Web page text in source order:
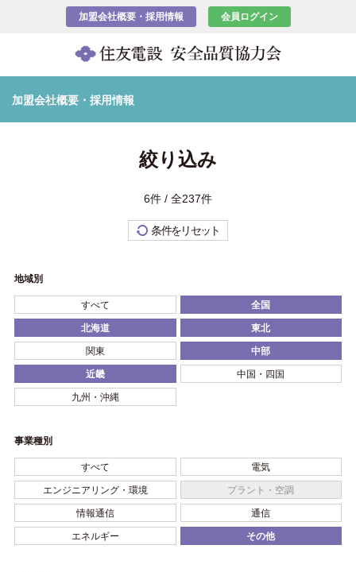
加盟会社概要・採用情報 会員ログイン
加盟会社概要・採用情報
絞り込み
6件 / 全237件
条件をリセット
地域別
すべて 全国
北海道 東北
関東 中部
近畿 中国・四国
九州・沖縄
事業種別
すべて 電気
エンジニアリング・環境 プラント・空調
情報通信 通信
エネルギー その他